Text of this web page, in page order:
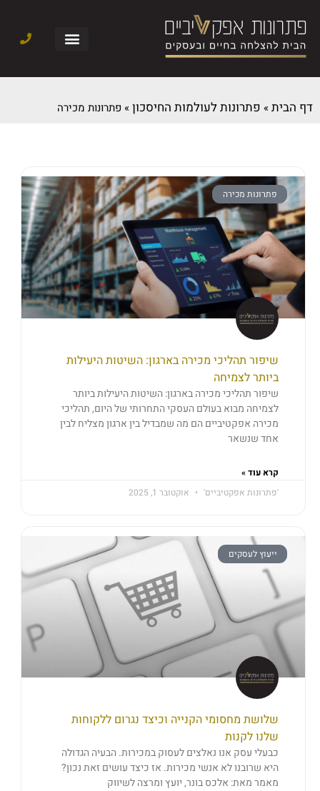
דף הבית» פתרונות לעולמות החיסכון» פתרונות מכירה
פתרונות מכירה
שיפור תהליכי מכירה בארגון: השיטות היעילות
ביותר לצמיחה
שיפור תהליכי מכירה בארגון: השיטות היעילות ביותר
לצמיחה מבוא בעולם העסקי התחרותי של היום, תהליכי
מכירה אפקטיביים הם מה שמבדיל בין ארגון מצליח לבין
אחד שנשאר
קרא עוד »
'פתרונות אפקטיביים'
אוקטובר 1, 2025
ייעוץ לעסקים
שלושת מחסומי הקנייה וכיצד נגרום ללקוחות
שלנו לקנות
כבעלי עסק אנו נאלצים לעסוק במכירות. הבעיה הגדולה
היא שרובנו לא אנשי מכירות. אז כיצד עושים זאת נכון?
מאמר מאת: אלכס בונר, יועץ ומרצה לשיווק